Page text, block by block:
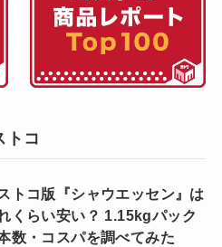
トコ
トコ版『シャウエッセン』は
くらい安い？ 1.15kgパック
数・コスパを調べてみた